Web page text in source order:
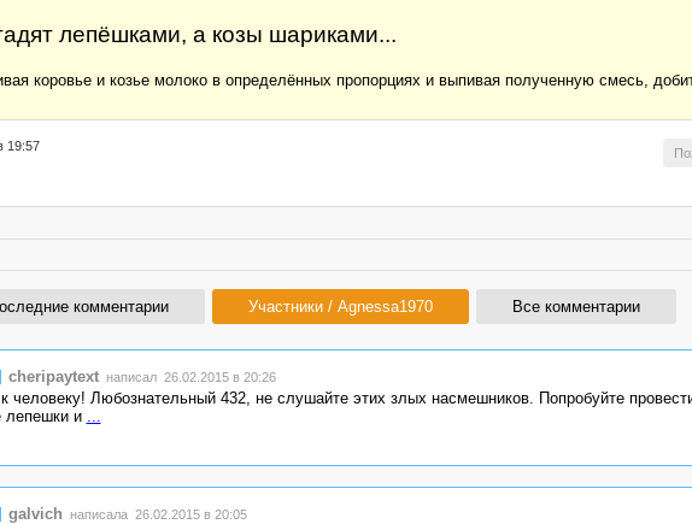
лепёшками, а козы шариками...
коровье и козье молоко в определённых пропорциях и выпивая полученную смесь,
19:57
комментарии Участники / Agnessa1970 Все комментарии
cheripaytext написал 26.02.2015 в 20:26
человеку! Любознательный 432, не слушайте этих злых насмешников. Попробуйте
лепешки и ...
galvich написала 26.02.2015 в 20:05